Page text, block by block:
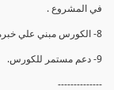
في المشروع .
8- الكورس مبني علي خبره عمليه .
9- دعم مستمر للكورس.
--------------